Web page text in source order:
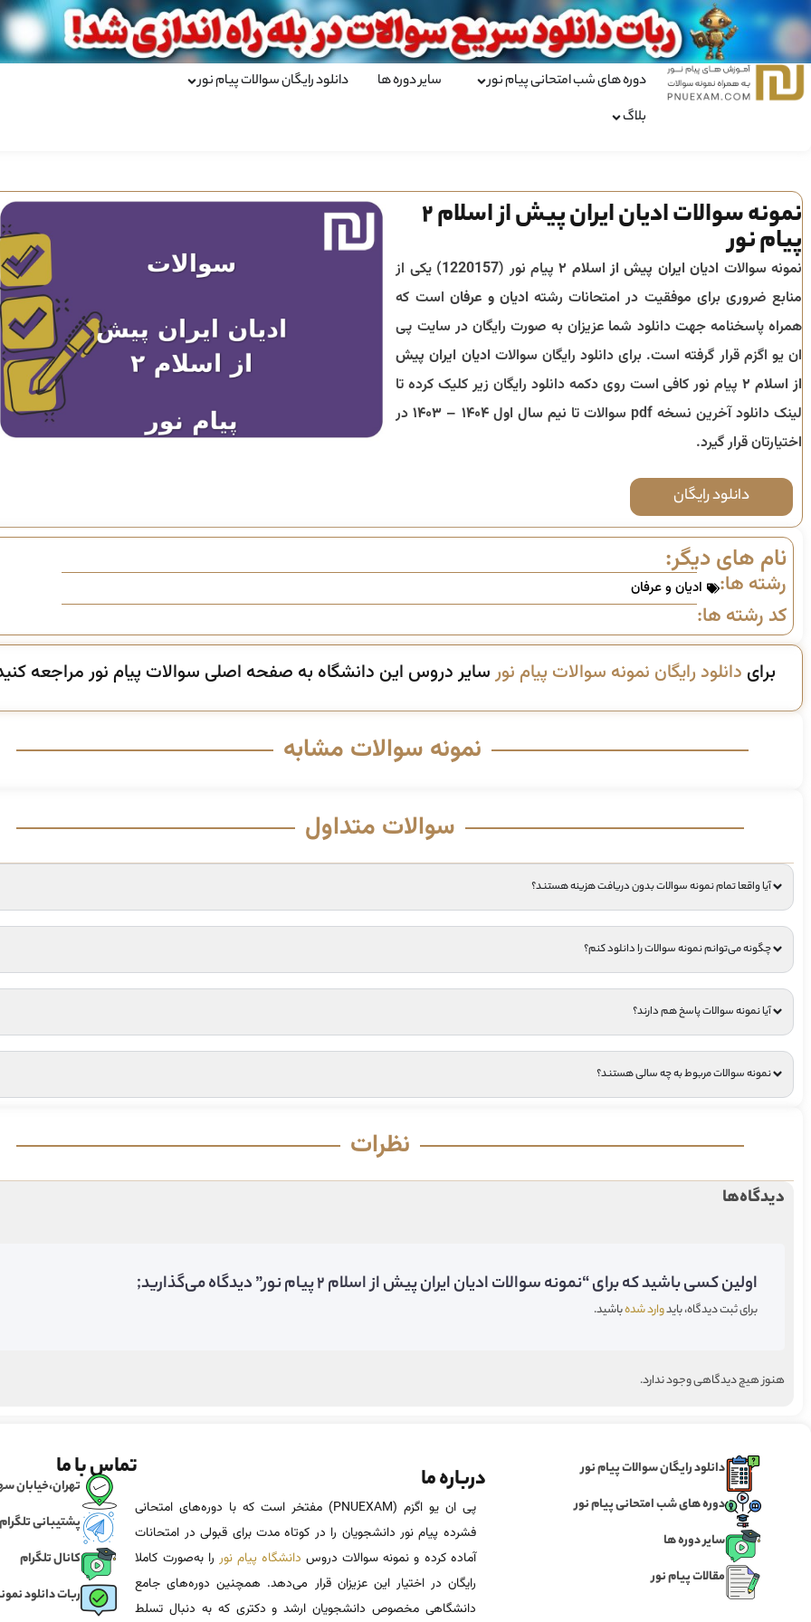
دوره های شب امتحانی پیام نور سایر دوره ها
دانلود رایگان سوالات پیام نور
بلاگ
نمونه سوالات ادیان ایران پیش از اسلام 2
پیام نور
نمونه سوالات ادیان ایران پیش از اسلام ۲ پیام نور (1220157) یکی از
منابع ضروری برای موفقیت در امتحانات رشته ادیان و عرفان است که
همراه پاسخنامه جهت دانلود شما عزیزان به صورت رایگان در سایت پی
ان یو اگزم قرار گرفته است. برای دانلود رایگان سوالات ادیان ایران پیش
از اسلام ۲ پیام نور کافی است روی دکمه دانلود رایگان زیر کلیک کرده تا
لینک دانلود آخرین نسخه pdf سوالات تا
نیم سال اول ۱۴۰۴ – ۱۴۰۳
در
اختیارتان قرار گیرد.
دانلود رایگان
نام های دیگر:
رشته ها: ادیان و عرفان
کد رشته ها:
برای دانلود رایگان نمونه سوالات پیام نورسایر دروس این دانشگاه به صفحه اصلی سوالات پیام نور مراجعه
نمونه سوالات مشابه
سوالات متداول
آیا واقعا تمام نمونه سوالات بدون دریافت هزینه هستند؟
چگونه می‌توانم نمونه سوالات را دانلود کنم؟
آیا نمونه سوالات پاسخ هم دارند؟
نمونه سوالات مربوط به چه سالی هستند؟
نظرات
دیدگاه‌ها
اولین کسی باشید که برای “نمونه سوالات ادیان ایران پیش از اسلام 2 پیام نور” دیدگاه می‌گذارید;
برای ثبت دیدگاه، بایدوارد شدهباشید.
هنوز هیچ دیدگاهی وجود ندارد.
دانلود رایگان سوالات پیام نور
دوره های شب امتحانی پیام نور
سایر دوره ها
مقالات پیام نور
درباره ما
پی ان یو اگزم (PNUEXAM) مفتخر است که با دوره‌های امتحانی
فشرده پیام نور دانشجویان را در کوتاه مدت برای قبولی در امتحانات
آماده‌ کرده و نمونه سوالات دروس دانشگاه پیام نور را به‌صورت کاملا
رایگان در اختیار این عزیزان قرار می‌دهد. همچنین دوره‌های جامع
دانشگاهی مخصوص دانشجویان ارشد و دکتری که به دنبال تسلط
تماس با ما
تهران،خیابان
پشتیبانی تلگرام
کانال تلگرام
ربات دانلود